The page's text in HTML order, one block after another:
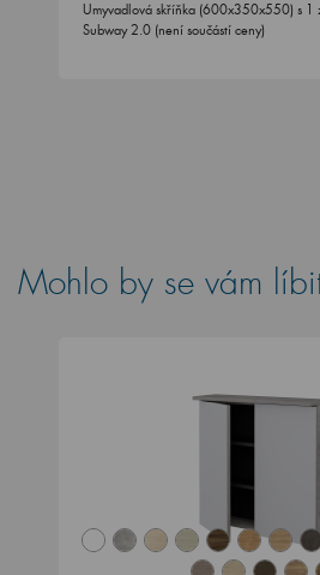
Umyvadlová skříňka (600x350x550) s 1
Subway 2.0 (není součástí ceny)
Mohlo by se vám